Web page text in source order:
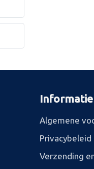
Informatie
Algemene
Privacybeleid
Verzending